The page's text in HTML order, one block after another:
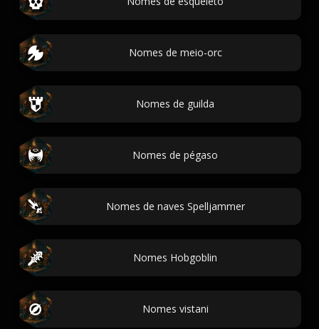
Nomes de meio-orc
Nomes de guilda
Nomes de pégaso
Nomes de naves Spelljammer
Nomes Hobgoblin
Nomes vistani